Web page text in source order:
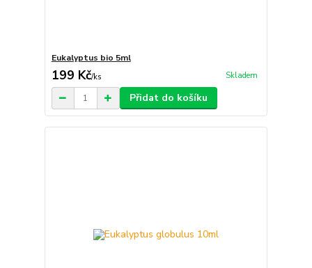
Eukalyptus bio 5ml
199 Kč/ks Skladem
Přidat do košíku